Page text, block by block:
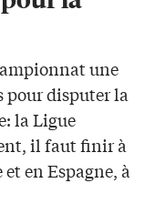
une
pour disputer la
la Ligue
il faut finir à
en Espagne, à